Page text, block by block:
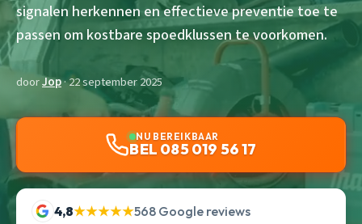
signalen herkennen en effectieve preventie toe te
passen om kostbare spoedklussen te voorkomen.
doorJop· 22 september 2025
NU BEREIKBAAR
BEL 085 019 56 17
4,8★★★★★568 Google reviews